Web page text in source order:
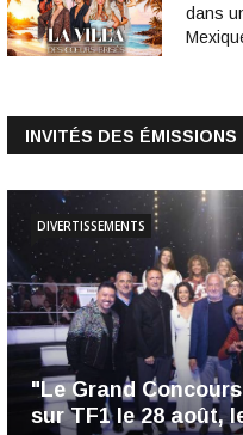
dans
INVITÉS DES ÉMISSIONS
"Le Grand
sur TF1 le 28 août,
DIVERTISSEMENTS